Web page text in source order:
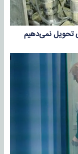
تحویل نمی‌دهیم